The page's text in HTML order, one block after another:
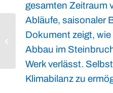
gesamten Zeitraum
Abläufe, saisonaler
Dokument zeigt,
Abbau im
Werk verlässt.
Klimabilanz zu
TSB HUNTERS: Ein
starkes Team braucht
ein starkes Fundament